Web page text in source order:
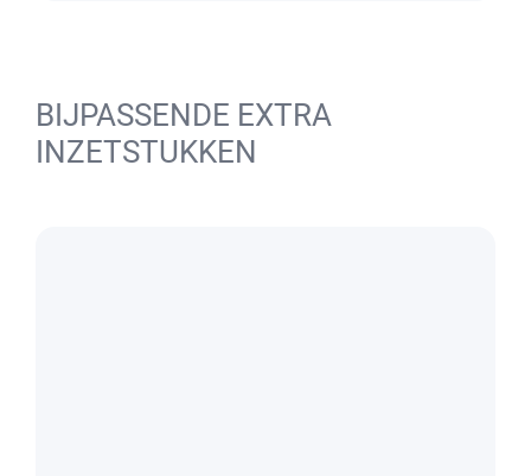
BIJPASSENDE EXTRA
INZETSTUKKEN